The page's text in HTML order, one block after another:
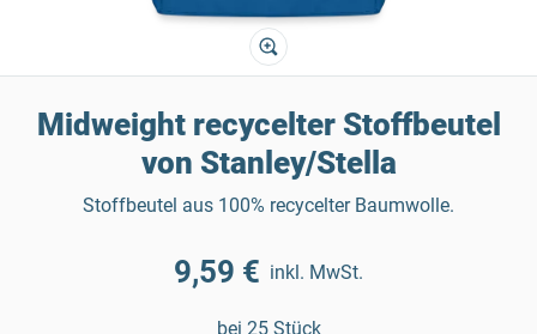
Midweight recycelter Stoffbeutel
von Stanley/Stella
Stoffbeutel aus 100% recycelter Baumwolle.
9,59 € inkl. MwSt.
bei 25 Stück